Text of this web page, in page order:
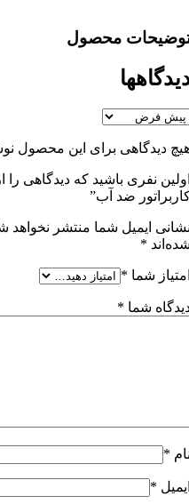
محصول
دیدگاهی برای این محصول
نفری باشید که دیدگاهی
ضد آب”
ایمیل شما منتشر نخواهد
*
شما *
شما *
*
*